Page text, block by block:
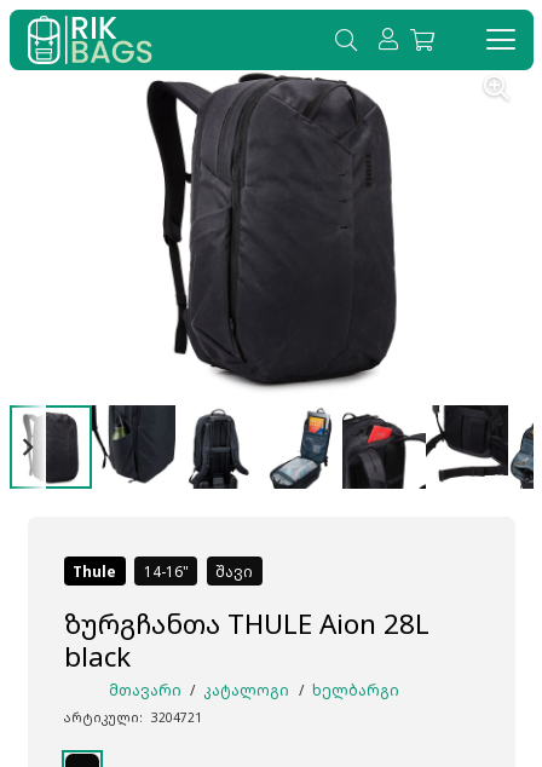
Thule 14-16 შავი
ზურგჩანთა THULE Aion 28L
black
ᲛᲗᲐᲕᲐᲠᲘ / ᲙᲐᲢᲐᲚᲝᲒᲘ / ᲮᲔᲚᲑᲐᲠᲒᲘ
არტიკული: 3204721